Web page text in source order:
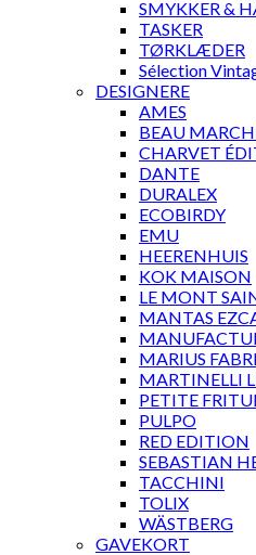
SMYKKER &
TASKER
TØRKLÆDER
Sélection
DESIGNERE
AMES
BEAU
CHARVET
DANTE
DURALEX
ECOBIRDY
EMU
HEERENHUIS
KOK MAISON
LE MONT
MANTAS
MARIUS
MARTINELLI
PETITE
PULPO
RED EDITION
SEBASTIAN
TACCHINI
TOLIX
WÄSTBERG
GAVEKORT